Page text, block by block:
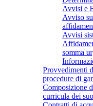
Avvisi e
Avviso
Avvisi
somma
Provvedimenti
procedure di
Composizione
curricula dei